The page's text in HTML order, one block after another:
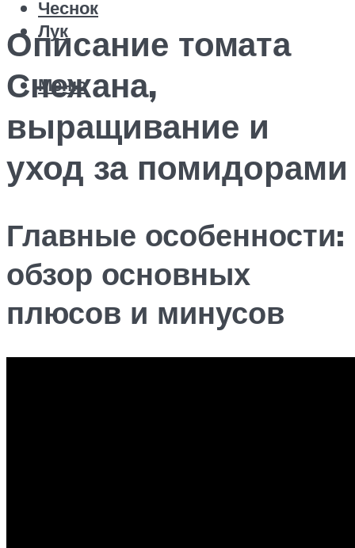
Чеснок
Лук
Меню
Описание томата
Снежана,
выращивание и
уход за помидорами
Главные особенности:
обзор основных
плюсов и минусов